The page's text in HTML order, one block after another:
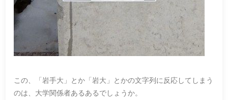
この、「岩手大」とか「岩大」とかの文字列に反応してしまう
のは、大学関係者あるあるでしょうか。